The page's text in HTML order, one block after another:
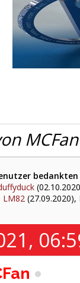
LM82 (27.09.2020),